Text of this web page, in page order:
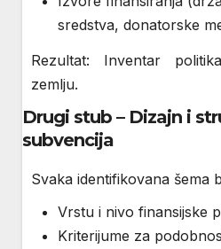
sredstva, donatorske
Rezultat: Inventar
zemlju.
Drugi stub – Dizajn i
subvencija
Svaka identifikovana šema
Vrstu i nivo finansijske
Kriterijume za